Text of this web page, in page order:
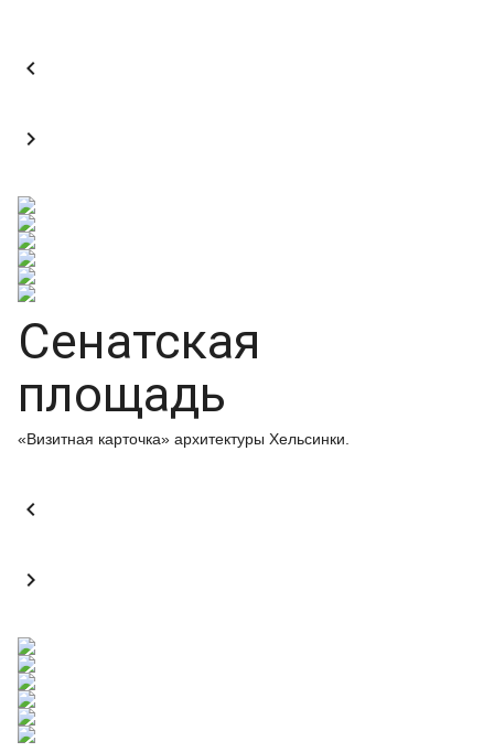


Сенатская
площадь
«Визитная карточка» архитектуры Хельсинки.

